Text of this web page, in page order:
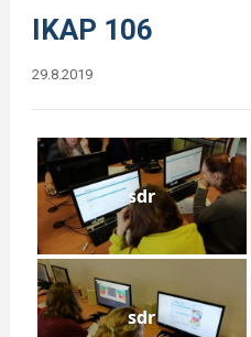
IKAP 106
29.8.2019
sdr
sdr